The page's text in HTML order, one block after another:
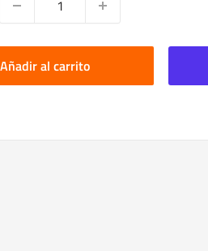
Añadir al carrito